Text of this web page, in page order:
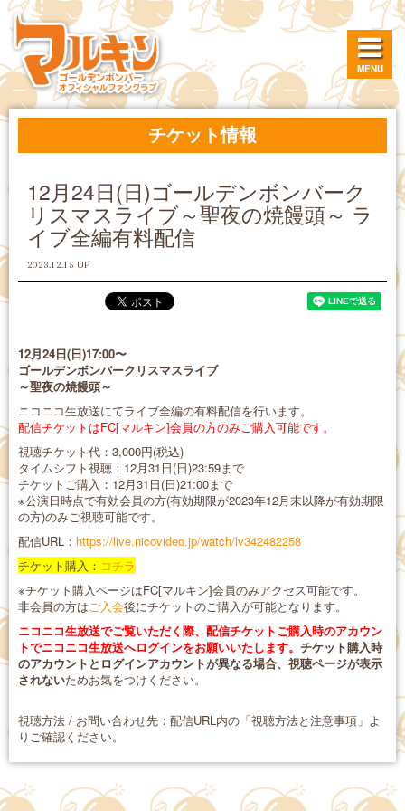
MENU
チケット情報
12月24日(日)ゴールデンボンバーク
リスマスライブ～聖夜の焼饅頭～ ラ
イブ全編有料配信
2023.12.15 UP
12月24日(日)17:00〜
ゴールデンボンバークリスマスライブ
～聖夜の焼饅頭～
ニコニコ生放送にてライブ全編の有料配信を行います。
配信チケットはFC[マルキン]会員の方のみご購入可能です。
視聴チケット代：3,000円(税込)
タイムシフト視聴：12月31日(日)23:59まで
チケットご購入：12月31日(日)21:00まで
※公演日時点で有効会員の方(有効期限が2023年12月末以降が有効期限
の方)のみご視聴可能です。
配信URL： https://live.nicovideo.jp/watch/lv342482258
チケット購入： コチラ
※チケット購入ページはFC[マルキン]会員のみアクセス可能です。
非会員の方はご入会後にチケットのご購入が可能となります。
ニコニコ生放送でご覧いただく際、配信チケットご購入時のアカウン
トでニコニコ生放送へログインをお願いいたします。 チケット購入時
のアカウントとログインアカウントが異なる場合、視聴ページが表示
されないためお気をつけください。
視聴方法 / お問い合わせ先：配信URL内の「視聴方法と注意事項」よ
りご確認ください。